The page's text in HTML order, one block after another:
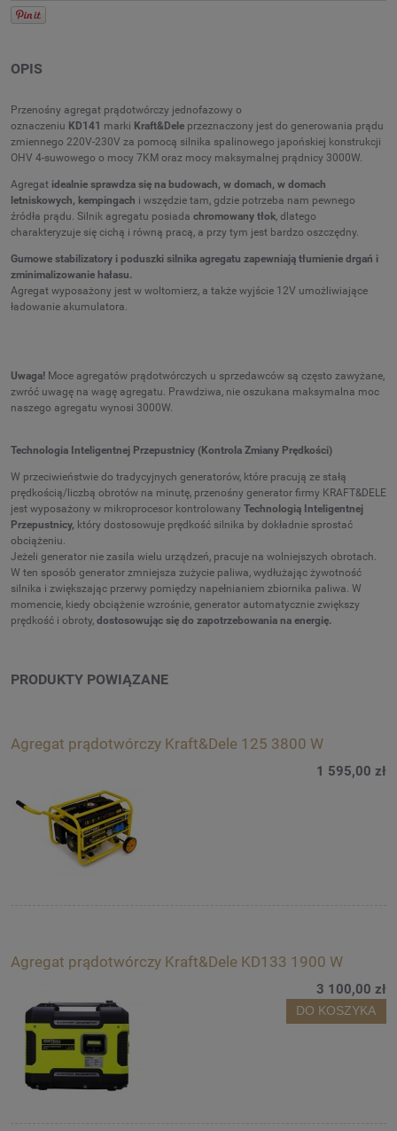
OPIS
Przenośny agregat prądotwórczy jednofazowy o
oznaczeniu KD141 marki Kraft&Dele przeznaczony jest do generowania prądu
zmiennego 220V-230V za pomocą silnika spalinowego japońskiej konstrukcji
OHV 4-suwowego o mocy 7KM oraz mocy maksymalnej prądnicy 3000W.
Agregat idealnie sprawdza się na budowach, w domach, w domach
letniskowych, kempingach i wszędzie tam, gdzie potrzeba nam pewnego
źródła prądu. Silnik agregatu posiada chromowany tłok , dlatego
charakteryzuje się cichą i równą pracą, a przy tym jest bardzo oszczędny.
Gumowe stabilizatory i poduszki silnika agregatu zapewniają tłumienie drgań i
zminimalizowanie hałasu.
Agregat wyposażony jest w woltomierz, a także wyjście 12V umożliwiające
ładowanie akumulatora.
Uwaga! Moce agregatów prądotwórczych u sprzedawców są często zawyżane,
zwróć uwagę na wagę agregatu. Prawdziwa, nie oszukana maksymalna moc
naszego agregatu wynosi 3000W.
Technologia Inteligentnej Przepustnicy (Kontrola Zmiany Prędkości)
W przeciwieństwie do tradycyjnych generatorów, które pracują ze stałą
prędkością/liczbą obrotów na minutę, przenośny generator firmy KRAFT&DELE
jest wyposażony w mikroprocesor kontrolowany Technologią Inteligentnej
Przepustnicy, który dostosowuje prędkość silnika by dokładnie sprostać
obciążeniu.
Jeżeli generator nie zasila wielu urządzeń, pracuje na wolniejszych obrotach.
W ten sposób generator zmniejsza zużycie paliwa, wydłużając żywotność
silnika i zwiększając przerwy pomiędzy napełnianiem zbiornika paliwa. W
momencie, kiedy obciążenie wzrośnie, generator automatycznie zwiększy
prędkość i obroty, dostosowując się do zapotrzebowania na energię.
PRODUKTY POWIĄZANE
Agregat prądotwórczy Kraft&Dele 125 3800 W
1 595,00 zł
Agregat prądotwórczy Kraft&Dele KD133 1900 W
3 100,00 zł
DO KOSZYKA